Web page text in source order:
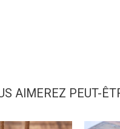
AIMEREZ PEUT-